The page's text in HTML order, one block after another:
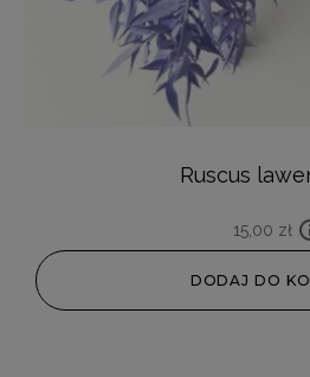
Ruscus
15,00 zł
DODAJ DO